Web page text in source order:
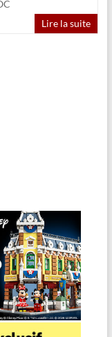
Lire la suite